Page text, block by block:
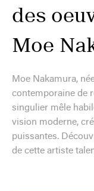
des
Moe
Moe Nakamura,
contemporaine de
singulier mêle
vision moderne,
puissantes.
de cette artiste